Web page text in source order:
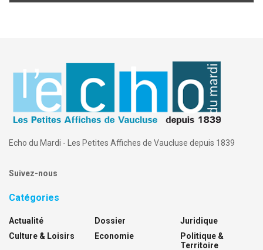
Echo du Mardi - Les Petites Affiches de Vaucluse depuis 1839
Suivez-nous
Catégories
Actualité
Culture & Loisirs
Dossier
Economie
Juridique
Politique &
Territoire